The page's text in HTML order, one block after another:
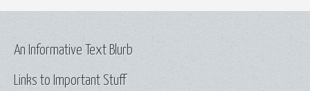
Links to Important Stuff
An Informative Text Blurb